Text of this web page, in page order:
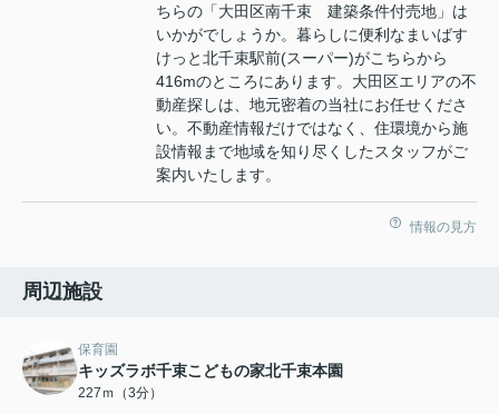
ちらの「大田区南千束 建築条件付売地」は
いかがでしょうか。暮らしに便利なまいばす
けっと北千束駅前(スーパー)がこちらから
416mのところにあります。大田区エリアの不
動産探しは、地元密着の当社にお任せくださ
い。不動産情報だけではなく、住環境から施
設情報まで地域を知り尽くしたスタッフがご
案内いたします。
情報の見方
周辺施設
保育園
キッズラボ千束こどもの家北千束本園
227ｍ（3分）